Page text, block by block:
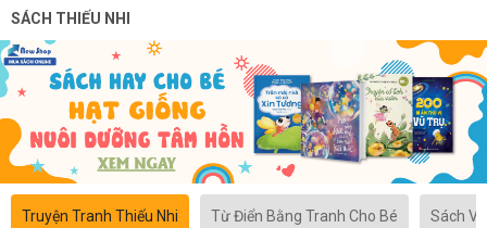
SÁCH THIẾU NHI
Truyện Tranh Thiếu Nhi Từ Điển Bằng Tranh Cho Bé Sách